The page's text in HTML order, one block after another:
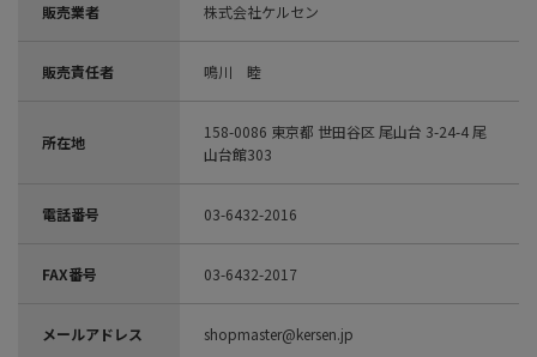
販売業者 株式会社ケルセン
販売責任者 鳴川 睦
所在地
158-0086 東京都 世田谷区 尾山台 3-24-4 尾
山台館303
電話番号 03-6432-2016
FAX番号 03-6432-2017
メールアドレス shopmaster@kersen.jp